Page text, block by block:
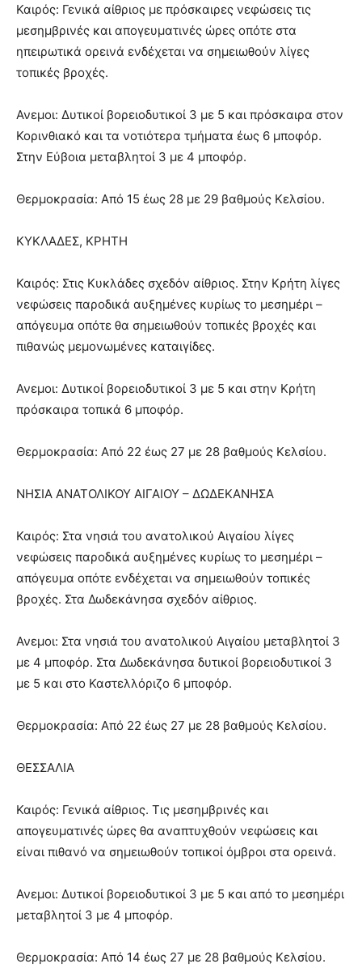
Καιρός: Γενικά αίθριος με πρόσκαιρες νεφώσεις τις
μεσημβρινές και απογευματινές ώρες οπότε στα
ηπειρωτικά ορεινά ενδέχεται να σημειωθούν λίγες
τοπικές βροχές.
Ανεμοι: Δυτικοί βορειοδυτικοί 3 με 5 και πρόσκαιρα στον
Κορινθιακό και τα νοτιότερα τμήματα έως 6 μποφόρ.
Στην Εύβοια μεταβλητοί 3 με 4 μποφόρ.
Θερμοκρασία: Από 15 έως 28 με 29 βαθμούς Κελσίου.
ΚΥΚΛΑΔΕΣ, ΚΡΗΤΗ
Καιρός: Στις Κυκλάδες σχεδόν αίθριος. Στην Κρήτη λίγες
νεφώσεις παροδικά αυξημένες κυρίως το μεσημέρι –
απόγευμα οπότε θα σημειωθούν τοπικές βροχές και
πιθανώς μεμονωμένες καταιγίδες.
Ανεμοι: Δυτικοί βορειοδυτικοί 3 με 5 και στην Κρήτη
πρόσκαιρα τοπικά 6 μποφόρ.
Θερμοκρασία: Από 22 έως 27 με 28 βαθμούς Κελσίου.
ΝΗΣΙΑ ΑΝΑΤΟΛΙΚΟΥ ΑΙΓΑΙΟΥ – ΔΩΔΕΚΑΝΗΣΑ
Καιρός: Στα νησιά του ανατολικού Αιγαίου λίγες
νεφώσεις παροδικά αυξημένες κυρίως το μεσημέρι –
απόγευμα οπότε ενδέχεται να σημειωθούν τοπικές
βροχές. Στα Δωδεκάνησα σχεδόν αίθριος.
Ανεμοι: Στα νησιά του ανατολικού Αιγαίου μεταβλητοί 3
με 4 μποφόρ. Στα Δωδεκάνησα δυτικοί βορειοδυτικοί 3
με 5 και στο Καστελλόριζο 6 μποφόρ.
Θερμοκρασία: Από 22 έως 27 με 28 βαθμούς Κελσίου.
ΘΕΣΣΑΛΙΑ
Καιρός: Γενικά αίθριος. Τις μεσημβρινές και
απογευματινές ώρες θα αναπτυχθούν νεφώσεις και
είναι πιθανό να σημειωθούν τοπικοί όμβροι στα ορεινά.
Ανεμοι: Δυτικοί βορειοδυτικοί 3 με 5 και από το μεσημέρι
μεταβλητοί 3 με 4 μποφόρ.
Θερμοκρασία: Από 14 έως 27 με 28 βαθμούς Κελσίου.